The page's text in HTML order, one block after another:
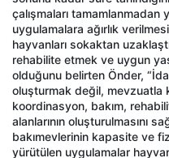
çalışmaları tamamlanmadan
uygulamalara ağırlık
hayvanları sokaktan
rehabilite etmek ve uygun
olduğunu belirten Önder,
oluşturmak değil, mevzuatla
koordinasyon, bakım,
alanlarının oluşturulmasını
bakımevlerinin kapasite ve
yürütülen uygulamalar